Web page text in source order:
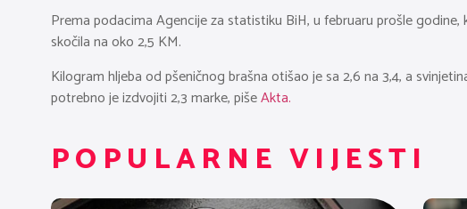
Prema podacima Agencije za statistiku BiH, u februaru prošle
skočila na oko 2,5 KM.
Kilogram hljeba od pšeničnog brašna otišao je sa 2,6 na 3,4, a
potrebno je izdvojiti 2,3 marke, pišeAkta.
POPULARNE VIJESTI